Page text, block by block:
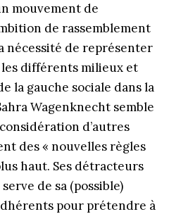
mouvement de
de rassemblement
nécessité de représenter
différents milieux et
la gauche sociale dans la
Wagenknecht semble
d’autres
des « nouvelles règles
haut. Ses détracteurs
de sa (possible)
pour prétendre à